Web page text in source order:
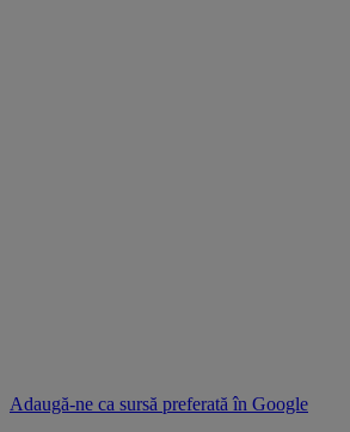
Adaugă-ne ca sursă preferată în Google